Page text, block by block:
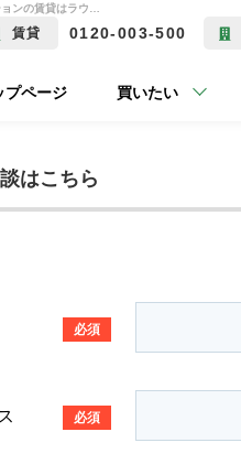
賃貸 0120-003-500
プページ 買いたい
はこちら
必須
必須